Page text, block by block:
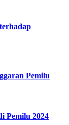
Pemilu
Pemilu 2024